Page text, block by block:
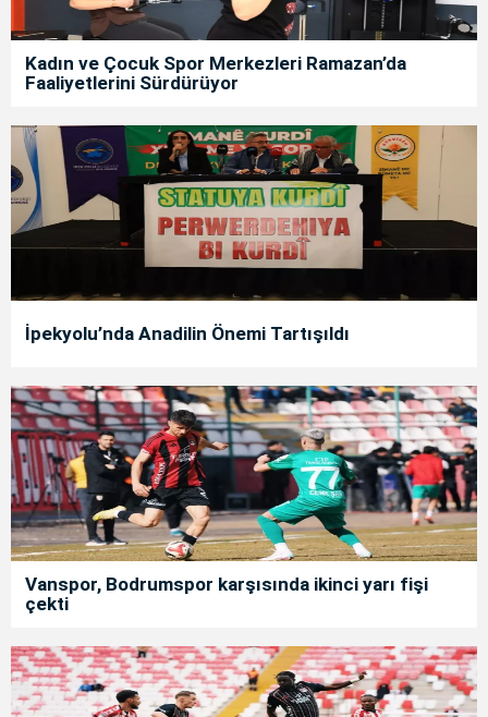
Kadın ve Çocuk Spor Merkezleri Ramazan’da
Faaliyetlerini Sürdürüyor
İpekyolu’nda Anadilin Önemi Tartışıldı
Vanspor, Bodrumspor karşısında ikinci yarı fişi
çekti